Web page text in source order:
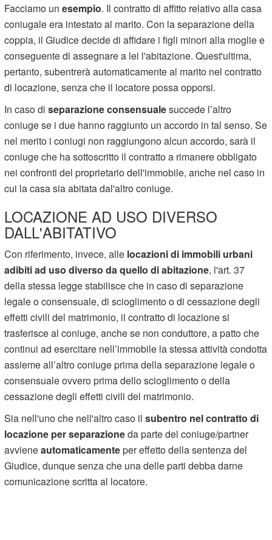
Facciamo unesempio. Il contratto di affitto relativo alla casa
coniugale era intestato al marito. Con la separazione della
coppia, il Giudice decide di affidare i figli minori alla moglie e
conseguente di assegnare a lei l'abitazione. Quest'ultima,
pertanto, subentrerà automaticamente al marito nel contratto
di locazione, senza che il locatore possa opporsi.
In caso diseparazione consensualesuccede l’altro
coniuge se i due hanno raggiunto un accordo in tal senso. Se
nel merito i coniugi non raggiungono alcun accordo, sarà il
coniuge che ha sottoscritto il contratto a rimanere obbligato
nei confronti del proprietario dell'immobile, anche nel caso in
cui la casa sia abitata dal'altro coniuge.
LOCAZIONE AD USO DIVERSO
DALL'ABITATIVO
Con riferimento, invece, alle locazioni di immobili urbani
adibiti ad uso diverso da quello di abitazione, l'art. 37
della stessa legge stabilisce che in caso di separazione
legale o consensuale, di scioglimento o di cessazione degli
effetti civili del matrimonio, il contratto di locazione si
trasferisce al coniuge, anche se non conduttore, a patto che
continui ad esercitare nell’immobile la stessa attività condotta
assieme all’altro coniuge prima della separazione legale o
consensuale ovvero prima dello scioglimento o della
cessazione degli effetti civili del matrimonio.
Sia nell'uno che nell'altro caso ilsubentro nel contratto di
locazione per separazioneda parte del coniuge/partner
avvieneautomaticamenteper effetto della sentenza del
Giudice, dunque senza che una delle parti debba darne
comunicazione scritta al locatore.